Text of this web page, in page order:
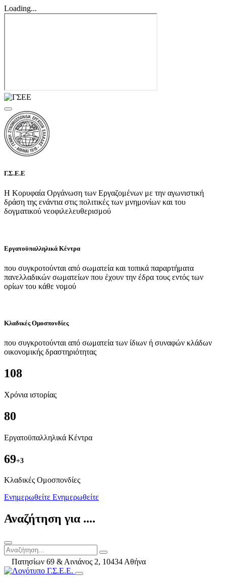
Loading...
Γ.Σ.Ε.Ε
Η Κορυφαία Οργάνωση των Εργαζομένων με την αγωνιστική
δράση της ενάντια στις πολιτικές των μνημονίων και του
δογματικού νεοφιλελευθερισμού
Εργατοϋπαλληλικά Κέντρα
που συγκροτούνται από σωματεία και τοπικά παραρτήματα
πανελλαδικών σωματείων που έχουν την έδρα τους εντός των
ορίων του κάθε νομού
Κλαδικές Ομοσπονδίες
που συγκροτούνται από σωματεία των ίδιων ή συναφών κλάδων
οικονομικής δραστηριότητας
108
Χρόνια ιστορίας
80
Εργατοϋπαλληλικά Κέντρα
69+3
Kλαδικές Ομοσπονδίες
Ενημερωθείτε Ενημερωθείτε
Αναζήτηση για ....
Πατησίων 69 & Αινιάνος 2, 10434 Αθήνα